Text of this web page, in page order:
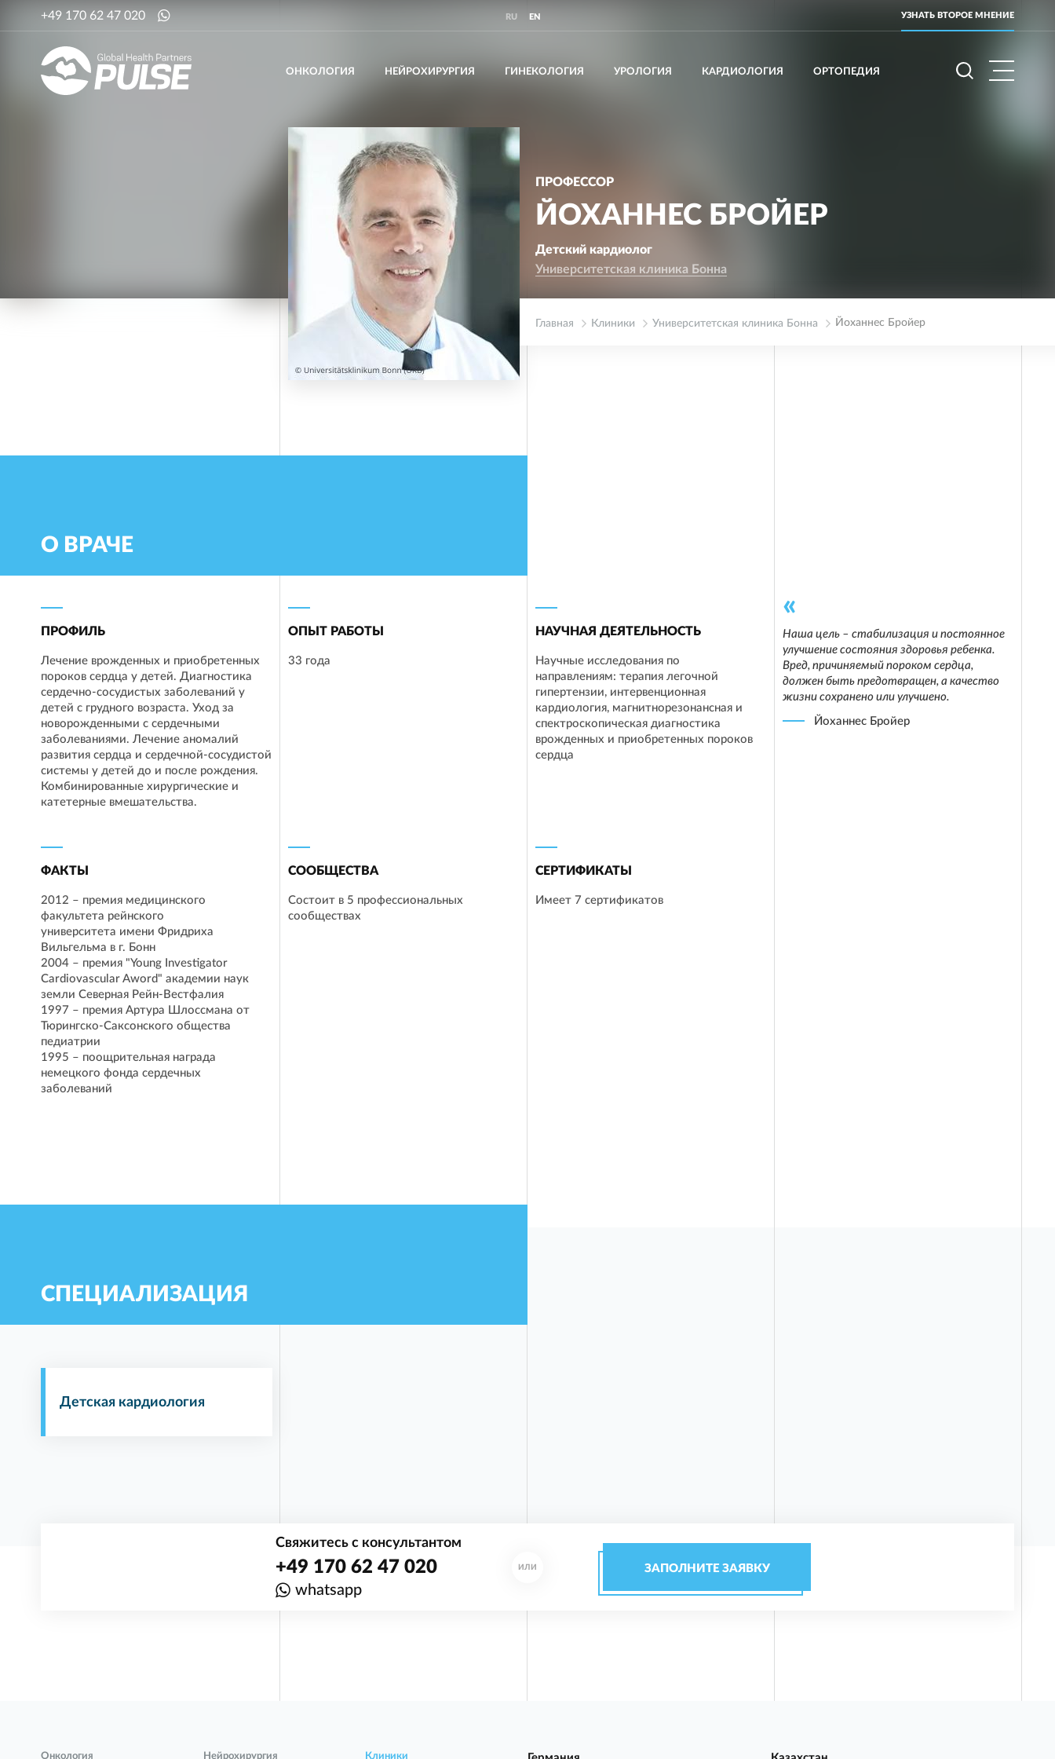
+49 170 62 47 020 RU EN УЗНАТЬ ВТОРОЕ МНЕНИЕ
ОНКОЛОГИЯ НЕЙРОХИРУРГИЯ ГИНЕКОЛОГИЯ УРОЛОГИЯ КАРДИОЛОГИЯ ОРТОПЕДИЯ
ПРОФЕССОР
ЙОХАННЕС БРОЙЕР
Детский кардиолог
Университетская клиника Бонна
Главная Клиники Университетская клиника Бонна Йоханнес Бройер
О ВРАЧЕ
ПРОФИЛЬ
Лечение врожденных и приобретенных
пороков сердца у детей. Диагностика
сердечно-сосудистых заболеваний у
детей с грудного возраста. Уход за
новорожденными с сердечными
заболеваниями. Лечение аномалий
развития сердца и сердечной-сосудистой
системы у детей до и после рождения.
Комбинированные хирургические и
катетерные вмешательства.
ОПЫТ РАБОТЫ
33 года
НАУЧНАЯ ДЕЯТЕЛЬНОСТЬ
Научные исследования по
направлениям: терапия легочной
гипертензии, интервенционная
кардиология, магнитнорезонансная и
спектроскопическая диагностика
врожденных и приобретенных пороков
сердца
Наша цель – стабилизация и постоянное
улучшение состояния здоровья ребенка.
Вред, причиняемый пороком сердца,
должен быть предотвращен, а качество
жизни сохранено или улучшено.
Йоханнес Бройер
ФАКТЫ
2012 – премия медицинского
факультета рейнского
университета имени Фридриха
Вильгельма в г. Бонн
2004 – премия "Young Investigator
Cardiovascular Aword" академии наук
земли Северная Рейн-Вестфалия
1997 – премия Артура Шлоссмана от
Тюрингско-Саксонского общества
педиатрии
1995 – поощрительная награда
немецкого фонда сердечных
заболеваний
СООБЩЕСТВА
Состоит в 5 профессиональных
сообществах
СЕРТИФИКАТЫ
Имеет 7 сертификатов
СПЕЦИАЛИЗАЦИЯ
Детская кардиология
Свяжитесь с консультантом
+49 170 62 47 020
whatsapp
ИЛИ ЗАПОЛНИТЕ ЗАЯВКУ
Онкология Нейрохирургия Клиники